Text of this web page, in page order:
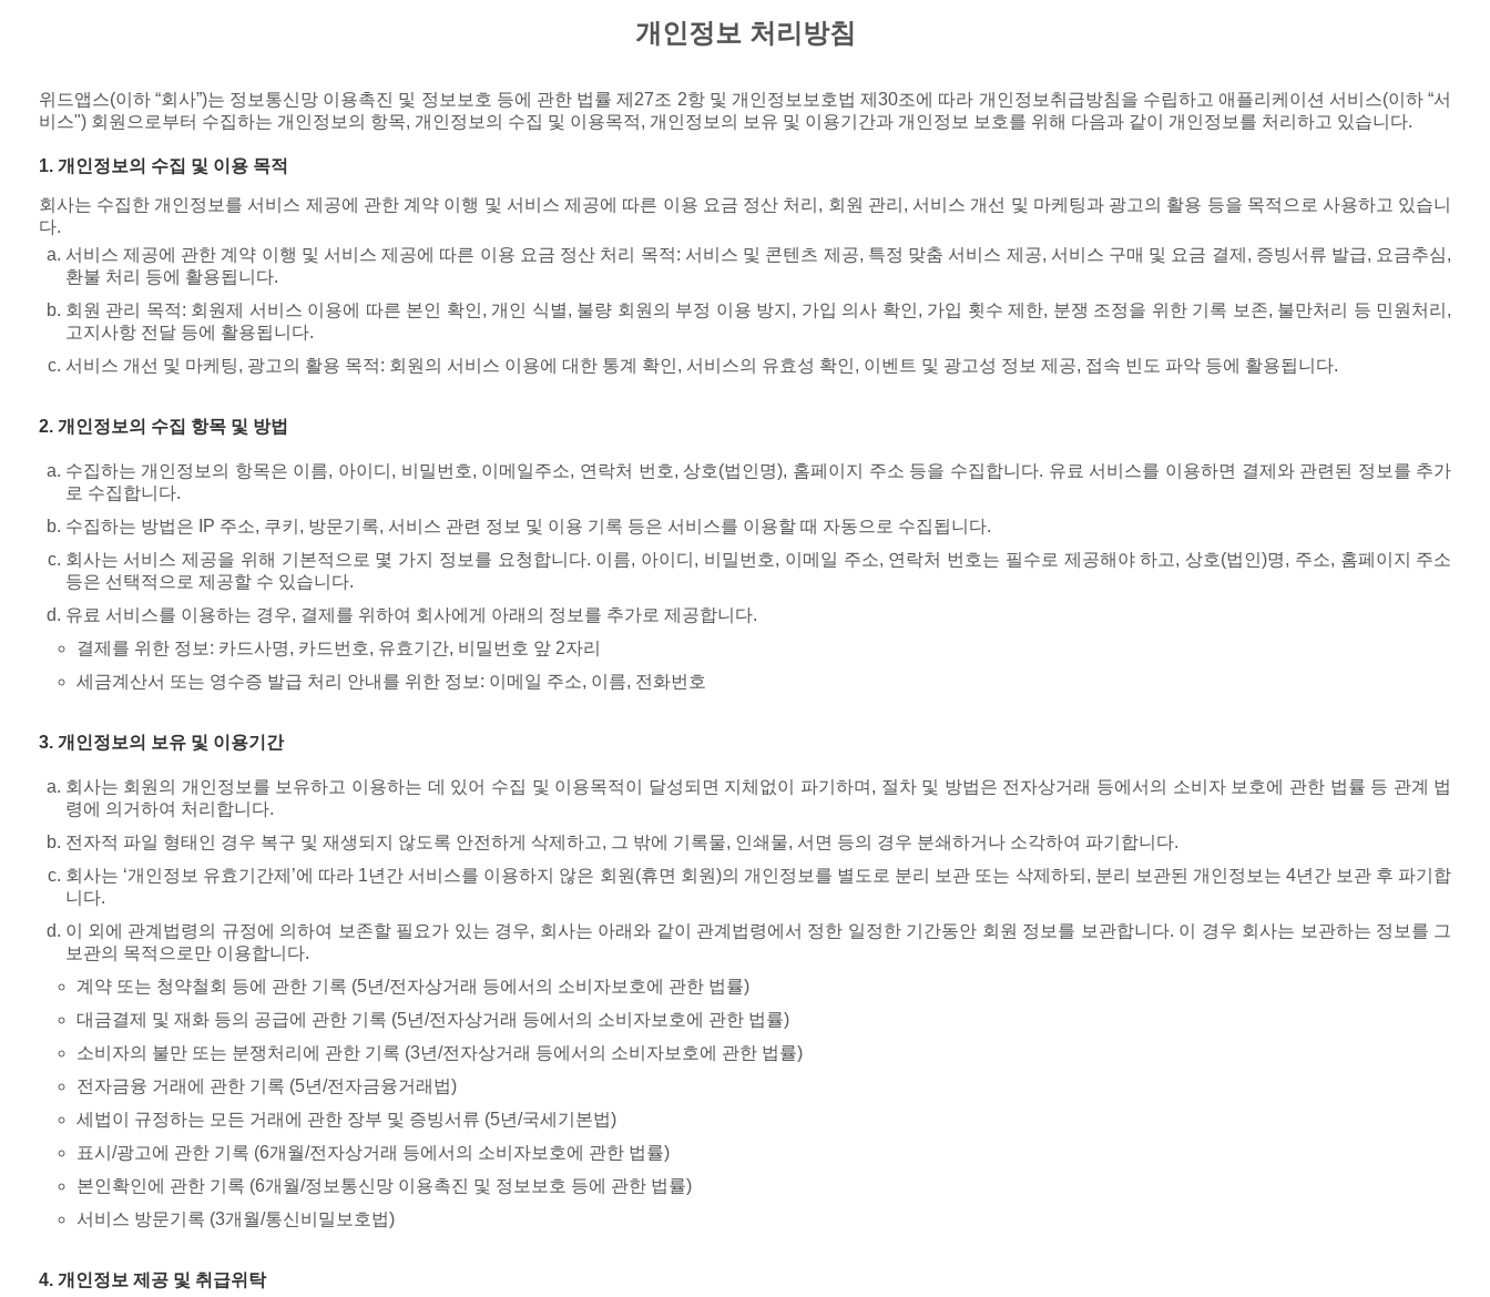
개인정보 처리방침
위드앱스(이하 “회사”)는 정보통신망 이용촉진 및 정보보호 등에 관한 법률 제27조 2항 및 개인정보보호법 제30조에 따라 개인정보취급방침을 수립하고 애플리케이션 서비스(이하 “서
비스") 회원으로부터 수집하는 개인정보의 항목, 개인정보의 수집 및 이용목적, 개인정보의 보유 및 이용기간과 개인정보 보호를 위해 다음과 같이 개인정보를 처리하고 있습니다.
1. 개인정보의 수집 및 이용 목적
회사는 수집한 개인정보를 서비스 제공에 관한 계약 이행 및 서비스 제공에 따른 이용 요금 정산 처리, 회원 관리, 서비스 개선 및 마케팅과 광고의 활용 등을 목적으로 사용하고 있습니
다.
서비스 제공에 관한 계약 이행 및 서비스 제공에 따른 이용 요금 정산 처리 목적: 서비스 및 콘텐츠 제공, 특정 맞춤 서비스 제공, 서비스 구매 및 요금 결제, 증빙서류 발급, 요금추심,
환불 처리 등에 활용됩니다.
회원 관리 목적: 회원제 서비스 이용에 따른 본인 확인, 개인 식별, 불량 회원의 부정 이용 방지, 가입 의사 확인, 가입 횟수 제한, 분쟁 조정을 위한 기록 보존, 불만처리 등 민원처리,
고지사항 전달 등에 활용됩니다.
서비스 개선 및 마케팅, 광고의 활용 목적: 회원의 서비스 이용에 대한 통계 확인, 서비스의 유효성 확인, 이벤트 및 광고성 정보 제공, 접속 빈도 파악 등에 활용됩니다.
2. 개인정보의 수집 항목 및 방법
수집하는 개인정보의 항목은 이름, 아이디, 비밀번호, 이메일주소, 연락처 번호, 상호(법인명), 홈페이지 주소 등을 수집합니다. 유료 서비스를 이용하면 결제와 관련된 정보를 추가
로 수집합니다.
수집하는 방법은 IP 주소, 쿠키, 방문기록, 서비스 관련 정보 및 이용 기록 등은 서비스를 이용할 때 자동으로 수집됩니다.
회사는 서비스 제공을 위해 기본적으로 몇 가지 정보를 요청합니다. 이름, 아이디, 비밀번호, 이메일 주소, 연락처 번호는 필수로 제공해야 하고, 상호(법인)명, 주소, 홈페이지 주소
등은 선택적으로 제공할 수 있습니다.
유료 서비스를 이용하는 경우, 결제를 위하여 회사에게 아래의 정보를 추가로 제공합니다.
결제를 위한 정보: 카드사명, 카드번호, 유효기간, 비밀번호 앞 2자리
세금계산서 또는 영수증 발급 처리 안내를 위한 정보: 이메일 주소, 이름, 전화번호
3. 개인정보의 보유 및 이용기간
회사는 회원의 개인정보를 보유하고 이용하는 데 있어 수집 및 이용목적이 달성되면 지체없이 파기하며, 절차 및 방법은 전자상거래 등에서의 소비자 보호에 관한 법률 등 관계 법
령에 의거하여 처리합니다.
전자적 파일 형태인 경우 복구 및 재생되지 않도록 안전하게 삭제하고, 그 밖에 기록물, 인쇄물, 서면 등의 경우 분쇄하거나 소각하여 파기합니다.
회사는 ‘개인정보 유효기간제’에 따라 1년간 서비스를 이용하지 않은 회원(휴면 회원)의 개인정보를 별도로 분리 보관 또는 삭제하되, 분리 보관된 개인정보는 4년간 보관 후 파기합
니다.
이 외에 관계법령의 규정에 의하여 보존할 필요가 있는 경우, 회사는 아래와 같이 관계법령에서 정한 일정한 기간동안 회원 정보를 보관합니다. 이 경우 회사는 보관하는 정보를 그
보관의 목적으로만 이용합니다.
계약 또는 청약철회 등에 관한 기록 (5년/전자상거래 등에서의 소비자보호에 관한 법률)
대금결제 및 재화 등의 공급에 관한 기록 (5년/전자상거래 등에서의 소비자보호에 관한 법률)
소비자의 불만 또는 분쟁처리에 관한 기록 (3년/전자상거래 등에서의 소비자보호에 관한 법률)
전자금융 거래에 관한 기록 (5년/전자금융거래법)
세법이 규정하는 모든 거래에 관한 장부 및 증빙서류 (5년/국세기본법)
표시/광고에 관한 기록 (6개월/전자상거래 등에서의 소비자보호에 관한 법률)
본인확인에 관한 기록 (6개월/정보통신망 이용촉진 및 정보보호 등에 관한 법률)
서비스 방문기록 (3개월/통신비밀보호법)
4. 개인정보 제공 및 취급위탁